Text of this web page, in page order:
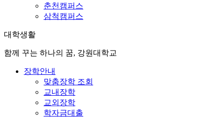
춘천캠퍼스
삼척캠퍼스
대학생활
함께 꾸는 하나의 꿈, 강원대학교
장학안내
맞춤장학 조회
교내장학
교외장학
학자금대출